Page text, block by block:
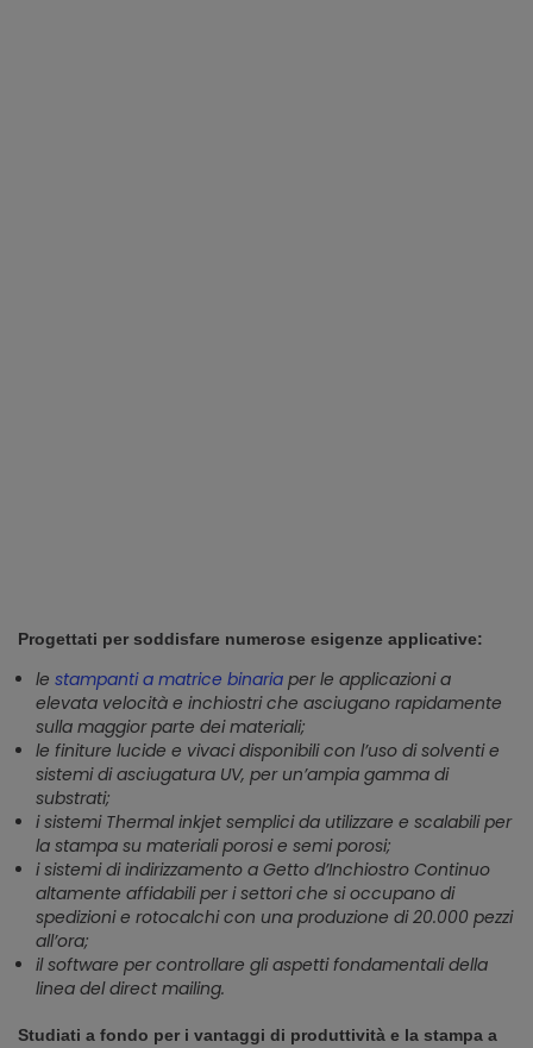
Progettati per soddisfare numerose esigenze applicative:
le stampanti a matrice binaria per le applicazioni a
elevata velocità e inchiostri che asciugano rapidamente
sulla maggior parte dei materiali;
le finiture lucide e vivaci disponibili con l’uso di solventi e
sistemi di asciugatura UV, per un’ampia gamma di
substrati;
i sistemi Thermal inkjet semplici da utilizzare e scalabili per
la stampa su materiali porosi e semi porosi;
i sistemi di indirizzamento a Getto d’Inchiostro Continuo
altamente affidabili per i settori che si occupano di
spedizioni e rotocalchi con una produzione di 20.000 pezzi
all’ora;
il software per controllare gli aspetti fondamentali della
linea del direct mailing.
Studiati a fondo per i vantaggi di produttività e la stampa a